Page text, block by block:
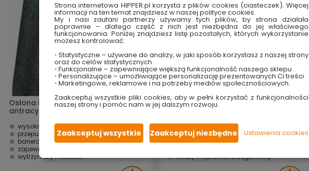
Osłona balkonowa 0,9 m 1 mb
antracytowa Megran
wysokość: 0,9 m
przepuszcza powietrze
bariera przed wiatrem
zapewnia prywatność na balkonie
wytrzymały materiał
Kratka ze sztucznych roślin
Bugenwilla 100 cm x 200 cm Lustan
wymiary 100 cm x 200 cm
efekt dekoracyjnej ściany
odporna na warunki atmosferyczne
kwiaty inspirowane bugenwillą
Strona internetowa HIPPER.pl korzysta z plików cookies (ciasteczek). Więcej
informacji na ten temat znajdziesz w naszej polityce cookies.
My i nasi zaufani partnerzy używamy tych plików, by strona działała
poprawnie – dlatego część z nich jest niezbędna do jej właściwego
funkcjonowania. Poniżej znajdziesz listę pozostałych, których wykorzystanie
możesz kontrolować:
• Statystyczne – używane do analizy, w jaki sposób korzystasz z naszej strony
oraz do celów statystycznych
• Funkcjonalne – zapewniające większą funkcjonalność naszego sklepu
• Personalizujące – umożliwiające personalizację prezentowanych Ci treści
• Marketingowe, reklamowe i na potrzeby mediów społecznościowych.
Zaakceptuj wszystkie pliki cookies, aby w pełni korzystać z funkcjonalności
naszej strony i pomóc nam w jej dalszym rozwoju.
Zaakceptuj wszystkie Zaakceptuj niezbędne Ustawienia cookies